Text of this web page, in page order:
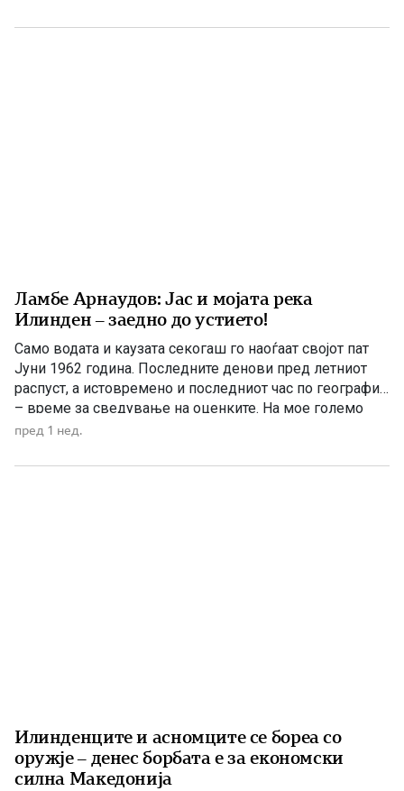
американскиот дипломат Филип Рикер, кој долги
Ламбе Арнаудов: Јас и мојата река
Илинден – заедно до устието!
Само водата и каузата секогаш го наоѓаат својот пат
Јуни 1962 година. Последните денови пред летниот
распуст, а истовремено и последниот час по географија
– време за сведување на оценките. На мое големо
изненадување, учителката ме крена мене и ми
расчисти дилемите околу мојата конечна […]
пред 1 нед.
Илинденците и асномците се бореа со
оружје – денес борбата е за економски
силна Македонија